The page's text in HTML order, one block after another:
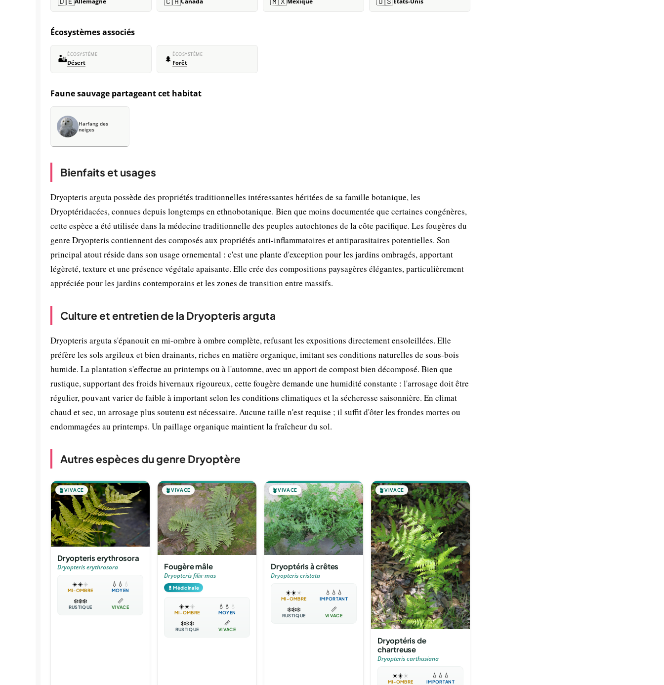
Écosystèmes associés
🏜️ÉCOSYSTÈME
Désert 🌲 ÉCOSYSTÈME
Forêt
Faune sauvage partageant cet habitat
Harfang des
neiges
Bienfaits et usages
Dryopteris arguta possède des propriétés traditionnelles intéressantes héritées de sa famille botanique, les
Dryoptéridacées, connues depuis longtemps en ethnobotanique. Bien que moins documentée que certaines congénères,
cette espèce a été utilisée dans la médecine traditionnelle des peuples autochtones de la côte pacifique. Les fougères du
genre Dryopteris contiennent des composés aux propriétés anti-inflammatoires et antiparasitaires potentielles. Son
principal atout réside dans son usage ornemental : c'est une plante d'exception pour les jardins ombragés, apportant
légèreté, texture et une présence végétale apaisante. Elle crée des compositions paysagères élégantes, particulièrement
appréciée pour les jardins contemporains et les zones de transition entre massifs.
Culture et entretien de la Dryopteris arguta
Dryopteris arguta s'épanouit en mi-ombre à ombre complète, refusant les expositions directement ensoleillées. Elle
préfère les sols argileux et bien drainants, riches en matière organique, imitant ses conditions naturelles de sous-bois
humide. La plantation s'effectue au printemps ou à l'automne, avec un apport de compost bien décomposé. Bien que
rustique, supportant des froids hivernaux rigoureux, cette fougère demande une humidité constante : l'arrosage doit être
régulier, pouvant varier de faible à important selon les conditions climatiques et la sécheresse saisonnière. En climat
chaud et sec, un arrosage plus soutenu est nécessaire. Aucune taille n'est requise ; il suffit d'ôter les frondes mortes ou
endommagées au printemps. Un paillage organique maintient la fraîcheur du sol.
Autres espèces du genre Dryoptère
🪴VIVACE
Dryopteris erythrosora
Dryopteris erythrosora
☀️☀️☀️
MI-OMBRE
💧 💧 💧
MOYEN
❄️❄️❄️
RUSTIQUE
📏
VIVACE
🪴VIVACE
Fougère mâle
Dryopteris filix-mas
💊Médicinale
☀️☀️☀️
MI-OMBRE
💧 💧 💧
MOYEN
❄️❄️❄️
RUSTIQUE
📏
VIVACE
🪴VIVACE
Dryoptéris à crêtes
Dryopteris cristata
☀️☀️☀️
MI-OMBRE
💧 💧 💧
IMPORTANT
❄️❄️❄️
RUSTIQUE
📏
VIVACE
🪴VIVACE
Dryoptéris de
chartreuse
Dryopteris carthusiana
☀️☀️☀️
MI-OMBRE
💧 💧 💧
IMPORTANT